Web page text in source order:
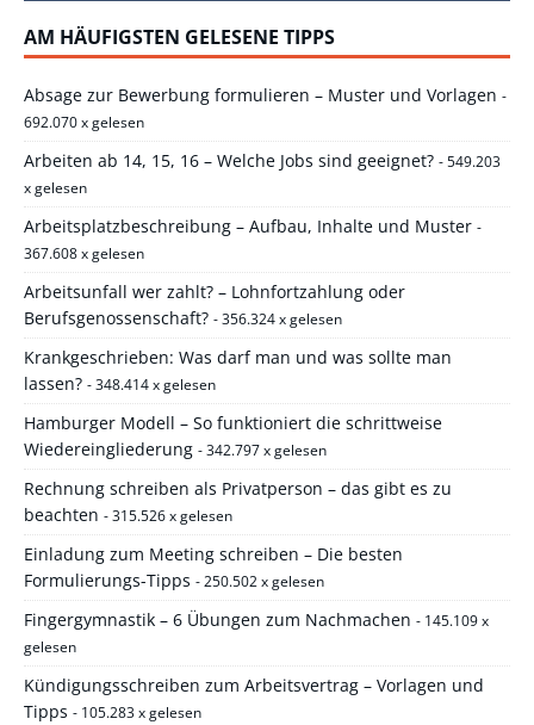
AM HÄUFIGSTEN GELESENE TIPPS
Absage zur Bewerbung formulieren – Muster und Vorlagen -
692.070 x gelesen
Arbeiten ab 14, 15, 16 – Welche Jobs sind geeignet? - 549.203
x gelesen
Arbeitsplatzbeschreibung – Aufbau, Inhalte und Muster -
367.608 x gelesen
Arbeitsunfall wer zahlt? – Lohnfortzahlung oder
Berufsgenossenschaft? - 356.324 x gelesen
Krankgeschrieben: Was darf man und was sollte man
lassen? - 348.414 x gelesen
Hamburger Modell – So funktioniert die schrittweise
Wiedereingliederung - 342.797 x gelesen
Rechnung schreiben als Privatperson – das gibt es zu
beachten - 315.526 x gelesen
Einladung zum Meeting schreiben – Die besten
Formulierungs-Tipps - 250.502 x gelesen
Fingergymnastik – 6 Übungen zum Nachmachen - 145.109 x
gelesen
Kündigungsschreiben zum Arbeitsvertrag – Vorlagen und
Tipps - 105.283 x gelesen